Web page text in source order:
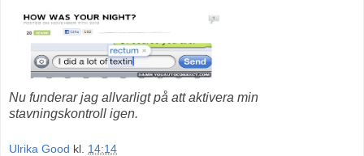
Nu funderar jag allvarligt på att aktivera min
stavningskontroll igen.
Ulrika Good kl. 14:14